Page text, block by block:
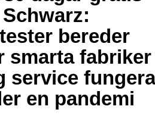
bereder
smarta fabriker
service
en pandemi